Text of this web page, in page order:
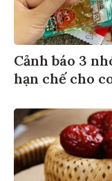
Cảnh báo 3
hạn chế cho